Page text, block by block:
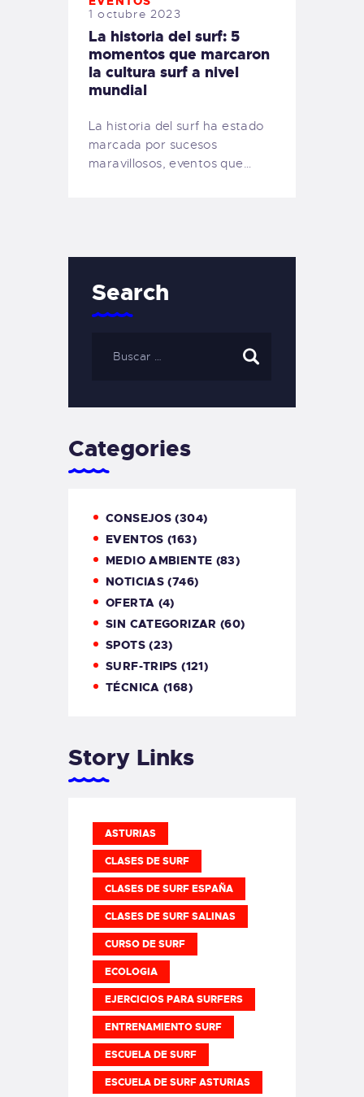
1 octubre 2023
La historia del surf: 5
momentos que marcaron
la cultura surf a nivel
mundial
La historia del surf ha estado
marcada por sucesos
maravillosos, eventos que…
Search
Categories
CONSEJOS (304)
EVENTOS (163)
MEDIO AMBIENTE (83)
NOTICIAS (746)
OFERTA (4)
SIN CATEGORIZAR (60)
SPOTS(23)
SURF-TRIPS (121)
TÉCNICA (168)
Story Links
ASTURIAS
CLASES DE SURF
CLASES DE SURF ESPAÑA
CLASES DE SURF SALINAS
CURSO DE SURF
ECOLOGIA
EJERCICIOS PARA SURFERS
ENTRENAMIENTO SURF
ESCUELA DE SURF
ESCUELA DE SURF ASTURIAS